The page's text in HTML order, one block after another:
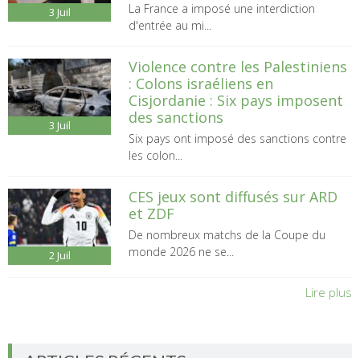
3 Juil
La France a imposé une interdiction
d'entrée au mi...
3 Juil
Violence contre les Palestiniens
: Colons israéliens en
Cisjordanie : Six pays imposent
des sanctions
Six pays ont imposé des sanctions contre
les colon...
2 Juil
CES jeux sont diffusés sur ARD
et ZDF
De nombreux matchs de la Coupe du
monde 2026 ne se...
Lire plus